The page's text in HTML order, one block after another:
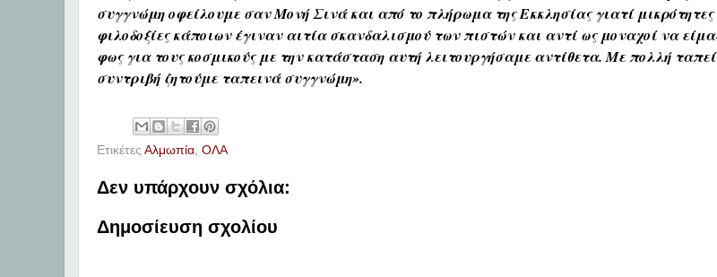
συγγνώμη οφείλουμε σαν Μονή Σινά και από το πλήρωμα της Εκκλησίας γιατί μικρότητες
φιλοδοξίες κάποιων έγιναν αιτία σκανδαλισμού των πιστών και αντί ως μοναχοί να
φως για τους κοσμικούς με την κατάσταση αυτή λειτουργήσαμε αντίθετα. Με πολλή
συντριβή ζητούμε ταπεινά συγγνώμη».
Ετικέτες Αλμωπία, ΟΛΑ
Δεν υπάρχουν σχόλια:
Δημοσίευση σχολίου